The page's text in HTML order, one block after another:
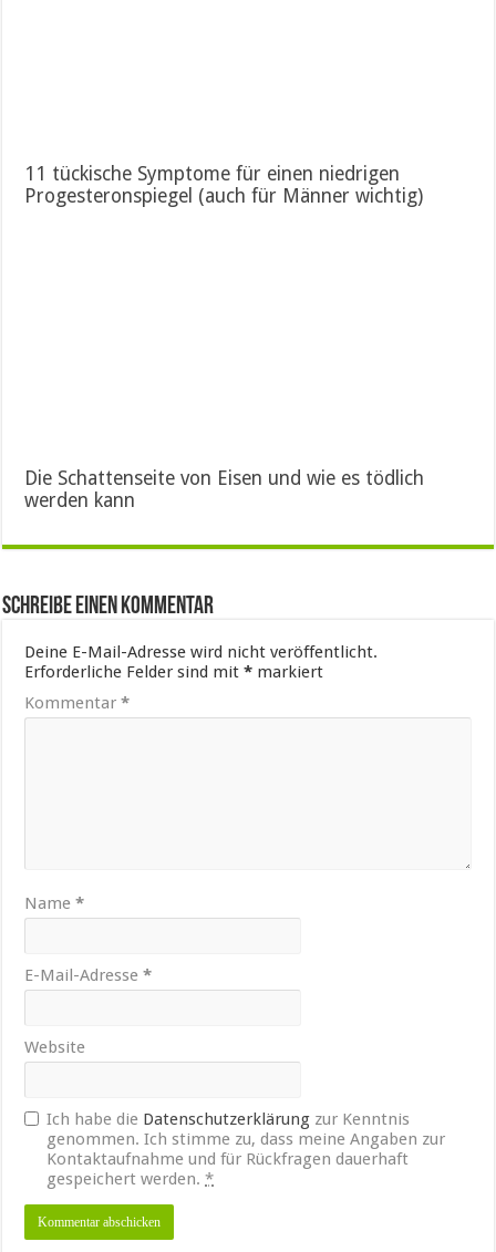
11 tückische Symptome für einen niedrigen
Progesteronspiegel (auch für Männer wichtig)
Die Schattenseite von Eisen und wie es tödlich
werden kann
Schreibe einen Kommentar
Deine E-Mail-Adresse wird nicht veröffentlicht.
Erforderliche Felder sind mit* markiert
Kommentar*
Name*
E-Mail-Adresse*
Website
Ich habe die Datenschutzerklärung zur Kenntnis
genommen. Ich stimme zu, dass meine Angaben zur
Kontaktaufnahme und für Rückfragen dauerhaft
gespeichert werden.*